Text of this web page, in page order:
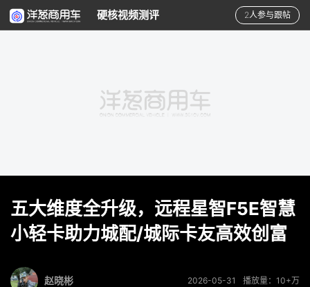
硬核视频测评 2人参与跟帖
五大维度全升级，远程星智F5E智慧
小轻卡助力城配/城际卡友高效创富
播放量：10+万
2026-05-31
赵晓彬